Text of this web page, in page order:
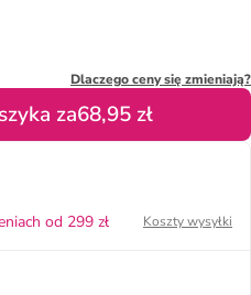
Dlaczego ceny się zmieniają?
za68,95 zł
od 299 zł
Koszty wysyłki